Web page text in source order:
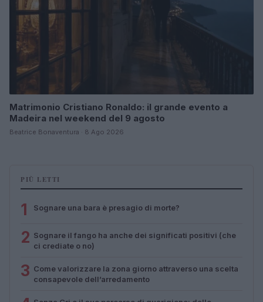
Matrimonio Cristiano Ronaldo: il grande evento a
Madeira nel weekend del 9 agosto
Beatrice Bonaventura · 8 Ago 2026
PIÙ LETTI
1 Sognare una bara è presagio di morte?
2 Sognare il fango ha anche dei significati positivi (che
ci crediate o no)
3 Come valorizzare la zona giorno attraverso una scelta
consapevole dell’arredamento